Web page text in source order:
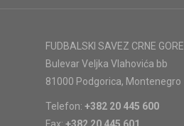
FUDBALSKI SAVEZ CRNE GORE
Bulevar Veljka Vlahovića bb
81000 Podgorica, Montenegro
Telefon: +382 20 445 600